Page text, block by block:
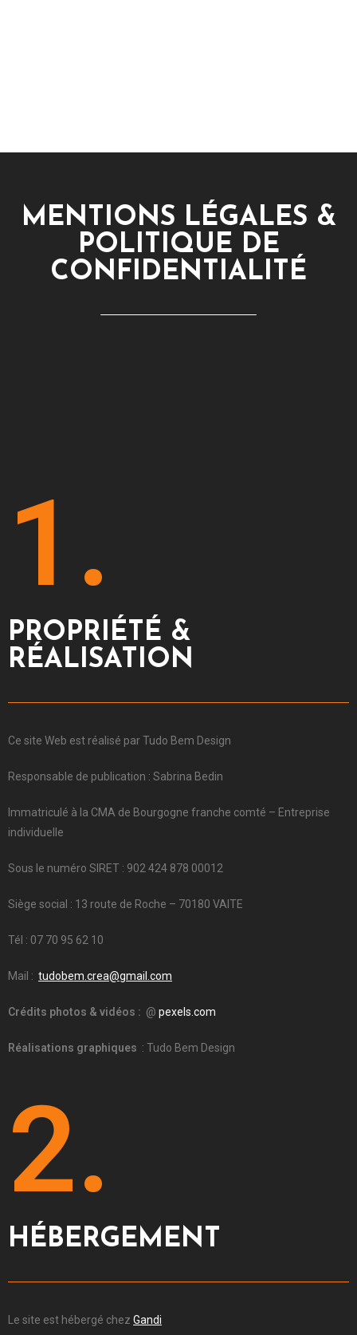
MENTIONS LÉGALES &
POLITIQUE DE
CONFIDENTIALITÉ
1.
PROPRIÉTÉ &
RÉALISATION
Ce site Web est réalisé par Tudo Bem Design
Responsable de publication : Sabrina Bedin
Immatriculé à la CMA de Bourgogne franche comté – Entreprise
individuelle
Sous le numéro SIRET : 902 424 878 00012
Siège social : 13 route de Roche – 70180 VAITE
Tél : 07 70 95 62 10
Mail : tudobem.crea@gmail.com
Crédits photos & vidéos : @ pexels.com
Réalisations graphiques : Tudo Bem Design
2.
HÉBERGEMENT
Le site est hébergé chez Gandi